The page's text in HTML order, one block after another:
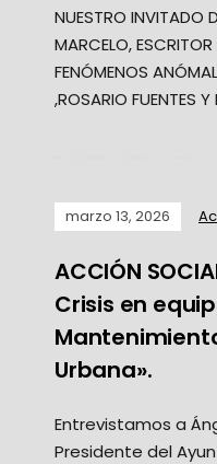
NUESTRO INVITADO
MARCELO,
FENÓMENOS
,ROSARIO FUENTES
marzo 13, 2026
ACCIÓN
Crisis en
Urbana».
Entrevistamos a
Presidente del